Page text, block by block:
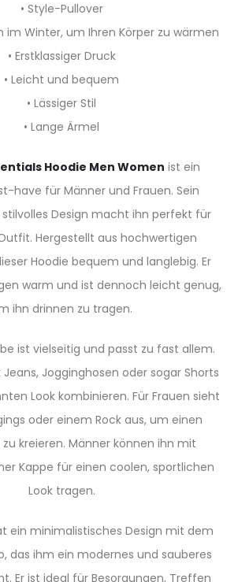
• Style-Pullover
im Winter, um Ihren Körper zu wärmen
• Erstklassiger Druck
• Leicht und bequem
• Lässiger Stil
• Lange Ärmel
Hoodie Men Women ist ein
have für Männer und Frauen. Sein
Design macht ihn perfekt für
Hergestellt aus hochwertigen
Hoodie bequem und langlebig. Er
warm und ist dennoch leicht genug,
ihn drinnen zu tragen.
ist vielseitig und passt zu fast allem.
Jogginghosen oder sogar Shorts
Look kombinieren. Für Frauen sieht
oder einem Rock aus, um einen
kreieren. Männer können ihn mit
Kappe für einen coolen, sportlichen
Look tragen.
ein minimalistisches Design mit dem
das ihm ein modernes und sauberes
Er ist ideal für Besorgungen, Treffen